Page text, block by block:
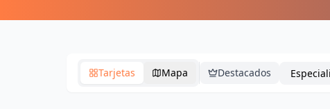
Tarjetas Mapa Destacados